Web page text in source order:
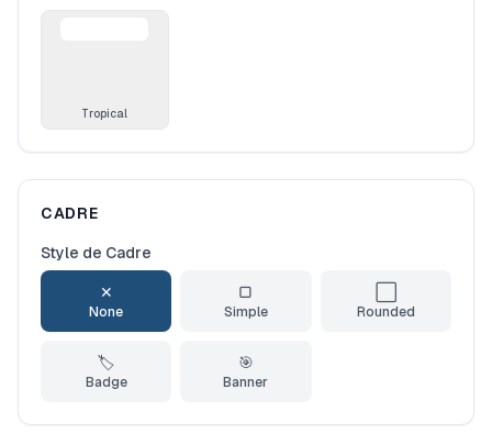
Tropical
CADRE
Style de Cadre
✕
None
▢
Simple Rounded
🏷️
Badge
🎯
Banner